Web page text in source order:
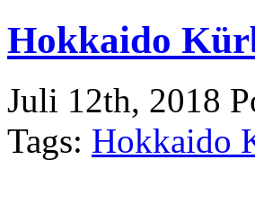
Hokkaido
Juli 12th, 2018
Tags: Hokkaido